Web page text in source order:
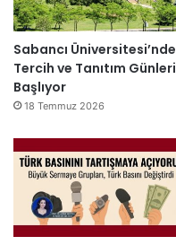
Sabancı Üniversitesi’nde
Tercih ve Tanıtım Günleri
Başlıyor
18 Temmuz 2026